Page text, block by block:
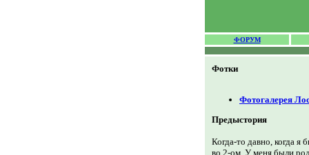
ФОРУМ
Фотки
Фотогалерея
Предыстория
Когда-то давно, когда я
во 2-ом. У меня были